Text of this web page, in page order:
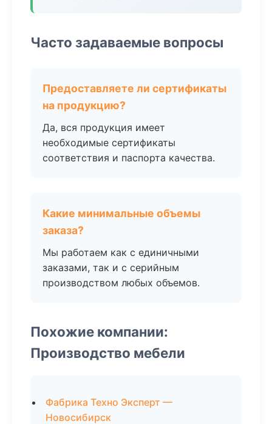
Часто задаваемые вопросы
Предоставляете ли сертификаты
на продукцию?
Да, вся продукция имеет
необходимые сертификаты
соответствия и паспорта качества.
Какие минимальные объемы
заказа?
Мы работаем как с единичными
заказами, так и с серийным
производством любых объемов.
Похожие компании:
Производство мебели
Фабрика Техно Эксперт —
Новосибирск